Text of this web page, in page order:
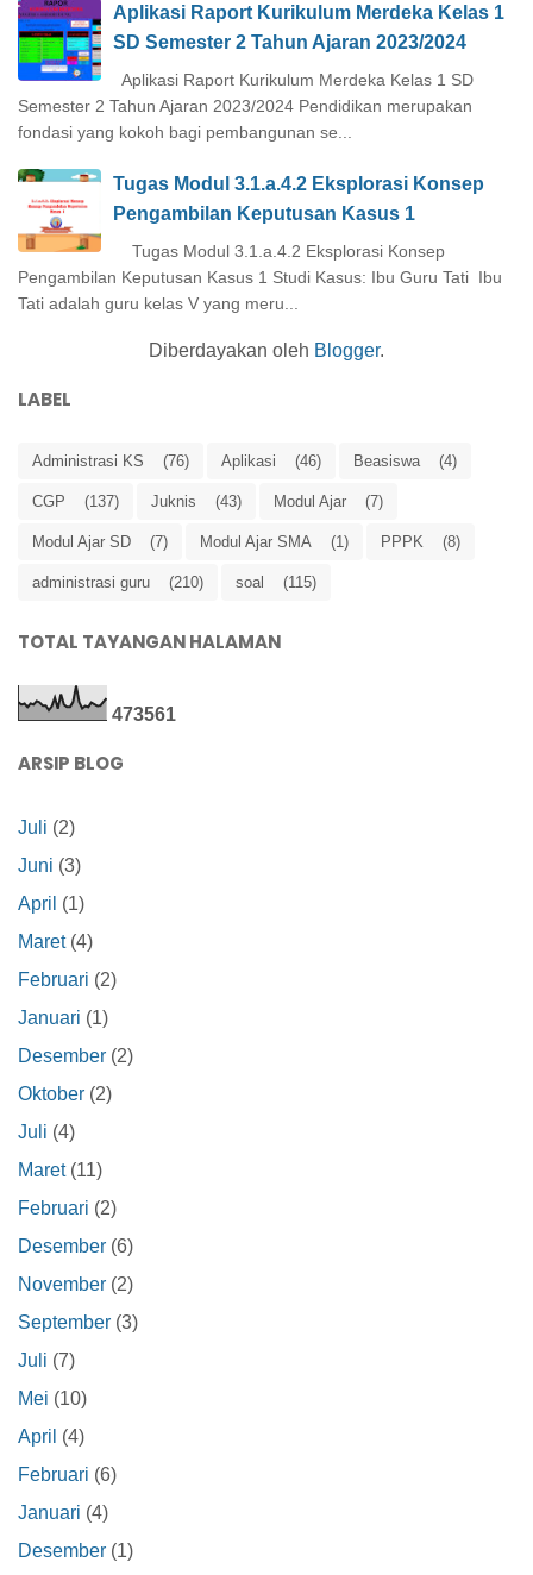
Aplikasi Raport Kurikulum Merdeka Kelas 1
SD Semester 2 Tahun Ajaran 2023/2024
Aplikasi Raport Kurikulum Merdeka Kelas 1 SD
Semester 2 Tahun Ajaran 2023/2024 Pendidikan merupakan
fondasi yang kokoh bagi pembangunan se...
Tugas Modul 3.1.a.4.2 Eksplorasi Konsep
Pengambilan Keputusan Kasus 1
Tugas Modul 3.1.a.4.2 Eksplorasi Konsep
Pengambilan Keputusan Kasus 1 Studi Kasus: Ibu Guru Tati Ibu
Tati adalah guru kelas V yang meru...
Diberdayakan oleh Blogger.
LABEL
Administrasi KS (76) Aplikasi (46) Beasiswa (4)
CGP (137) Juknis (43) Modul Ajar (7)
Modul Ajar SD (7) Modul Ajar SMA (1) PPPK (8)
administrasi guru (210) soal (115)
TOTAL TAYANGAN HALAMAN
473561
ARSIP BLOG
Juli (2)
Juni (3)
April (1)
Maret(4)
Februari (2)
Januari (1)
Desember (2)
Oktober (2)
Juli (4)
Maret(11)
Februari (2)
Desember (6)
November (2)
September (3)
Juli (7)
Mei (10)
April (4)
Februari (6)
Januari (4)
Desember (1)